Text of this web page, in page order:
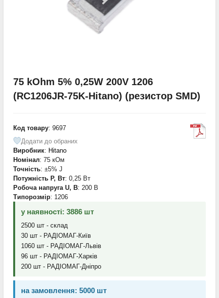
75 kOhm 5% 0,25W 200V 1206
(RC1206JR-75K-Hitano) (резистор SMD)
Код товару: 9697
Додати до обраних
Виробник: Hitano
Номінал: 75 кОм
Точність: ±5% J
Потужність P, Вт: 0,25 Вт
Робоча напруга U, В: 200 В
Типорозмір: 1206
у наявності: 3886 шт
2500 шт - склад
30 шт - РАДІОМАГ-Київ
1060 шт - РАДІОМАГ-Львів
96 шт - РАДІОМАГ-Харків
200 шт - РАДІОМАГ-Дніпро
на замовлення: 5000 шт